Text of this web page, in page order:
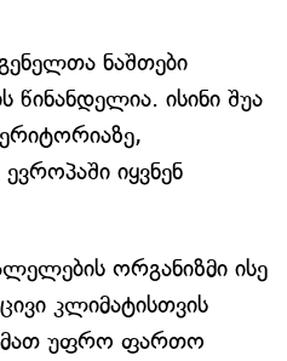
ნაშთები
ისინი შუა
იყვნენ
ორგანიზმი ისე
კლიმატისთვის
მათ უფრო ფართო